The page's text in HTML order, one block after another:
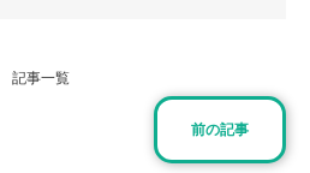
記事一覧
前の記事